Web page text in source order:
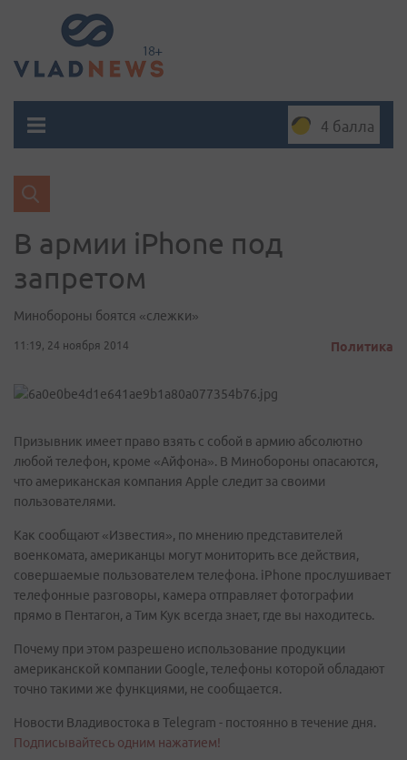
4 балла
В армии iPhone под
запретом
Минобороны боятся «слежки»
11:19, 24 ноября 2014 Политика
Призывник имеет право взять с собой в армию абсолютно
любой телефон, кроме «Айфона». В Минобороны опасаются,
что американская компания Apple следит за своими
пользователями.
Как сообщают «Известия», по мнению представителей
военкомата, американцы могут мониторить все действия,
совершаемые пользователем телефона. iPhone прослушивает
телефонные разговоры, камера отправляет фотографии
прямо в Пентагон, а Тим Кук всегда знает, где вы находитесь.
Почему при этом разрешено использование продукции
американской компании Google, телефоны которой обладают
точно такими же функциями, не сообщается.
Новости Владивостока в Telegram - постоянно в течение дня.
Подписывайтесь одним нажатием!